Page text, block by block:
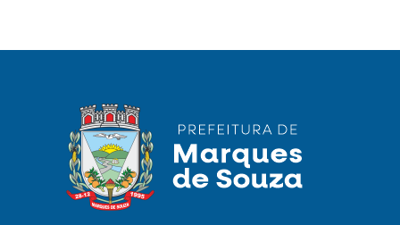
Ouvidoria
Portal do Cidadão
Portal do Servidor